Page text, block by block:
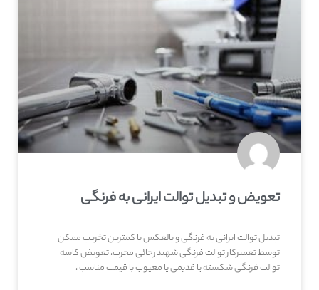
تعویض و تبدیل توالت ایرانی به فرنگی
تبدیل توالت ایرانی به فرنگی و بالعکس با کمترین تخریب ممکن
توسط تعمیرکار توالت فرنگی شهید رجائی مجرب، تعویض کاسه
توالت فرنگی شکسته یا قدیمی یا معیوب با قیمت مناسب ،